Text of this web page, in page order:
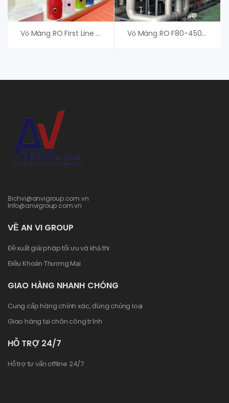
Vỏ Màng RO First Line – Pressure Vessel RO Vỏ Màng RO F80-450S First Line – Pressure Vessel
Bichvi@anvigroup.com.vn
Info@anvigroup.com.vn
VỀ AN VI GROUP
Đề xuất giải pháp tối ưu và khả thi
Điều Khoản Thương Mại
GIAO HÀNG NHANH CHÓNG
Cung cấp hàng chính xác, đúng chủng loại
Giao hàng tại chân công trình
HỖ TRỢ 24/7
Hỗ trợ tư vấn offline 24/7